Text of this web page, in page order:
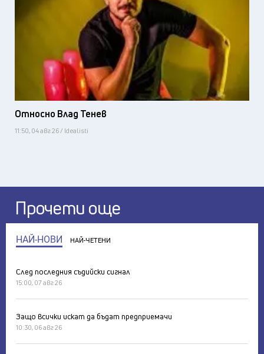
Относно Влад Тенев
11:50, 04 авг 26 / Idealisti
Прочети още
НАЙ-НОВИ НАЙ-ЧЕТЕНИ
След последния съдийски сигнал
15:00, 07 авг 26
Защо всички искат да бъдат предприемачи
10:30, 06 авг 26